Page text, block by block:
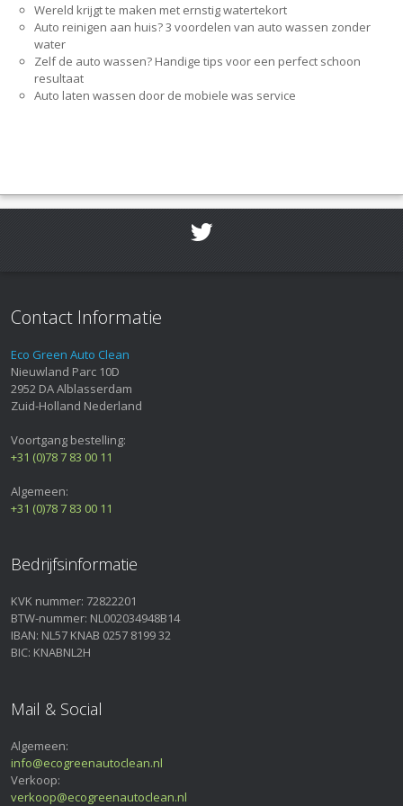
Wereld krijgt te maken met ernstig watertekort
Auto reinigen aan huis? 3 voordelen van auto wassen zonder
water
Zelf de auto wassen? Handige tips voor een perfect schoon
resultaat
Auto laten wassen door de mobiele was service
Contact Informatie
Eco Green Auto Clean
Nieuwland Parc 10D
2952 DAAlblasserdam
Zuid-Holland Nederland
Voortgang bestelling:
+31 (0)78 7 83 00 11
Algemeen:
+31 (0)78 7 83 00 11
Bedrijfsinformatie
KVK nummer: 72822201
BTW-nummer: NL002034948B14
IBAN: NL57 KNAB 0257 8199 32
BIC: KNABNL2H
Mail & Social
Algemeen:
info@ecogreenautoclean.nl
Verkoop:
verkoop@ecogreenautoclean.nl